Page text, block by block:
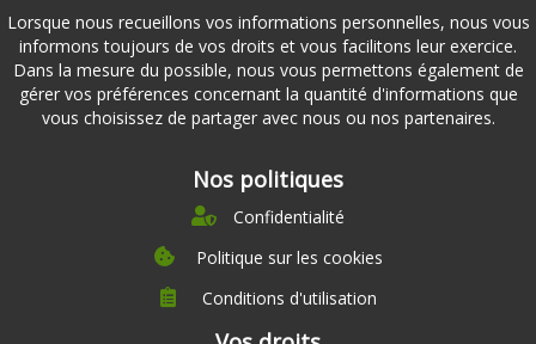
Lorsque nous recueillons vos informations personnelles, nous vous
informons toujours de vos droits et vous facilitons leur exercice.
Dans la mesure du possible, nous vous permettons également de
gérer vos préférences concernant la quantité d'informations que
vous choisissez de partager avec nous ou nos partenaires.
Nos politiques
Confidentialité
Politique sur les cookies
Conditions d'utilisation
À propos